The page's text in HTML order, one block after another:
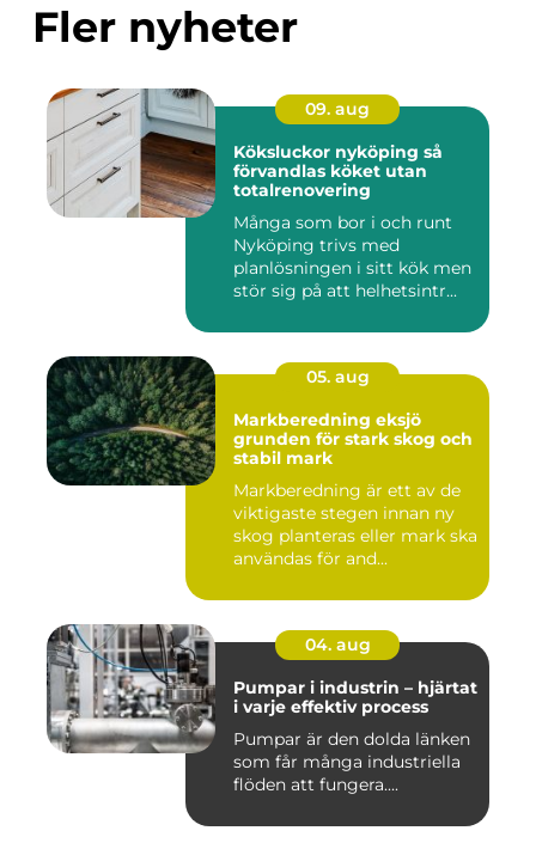
Fler nyheter
09. aug
Köksluckor nyköping så
förvandlas köket utan
totalrenovering
Många som bor i och runt
Nyköping trivs med
planlösningen i sitt kök men
stör sig på att helhetsintr...
05. aug
Markberedning eksjö
grunden för stark skog och
stabil mark
Markberedning är ett av de
viktigaste stegen innan ny
skog planteras eller mark ska
användas för and...
04. aug
Pumpar i industrin – hjärtat
i varje effektiv process
Pumpar är den dolda länken
som får många industriella
flöden att fungera....